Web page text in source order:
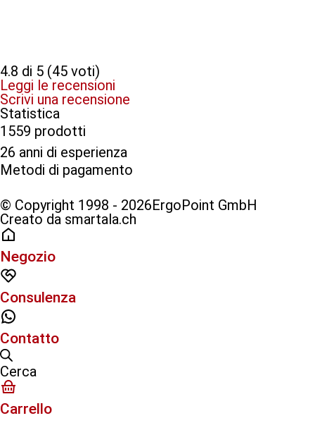
4.8 di 5 (45 voti)
Leggi le recensioni
Scrivi una recensione
Statistica
1559 prodotti
26 anni di esperienza
Metodi di pagamento​
© Copyright 1998 - 2026ErgoPoint GmbH
Creato da smartala.ch
Negozio
Consulenza
Contatto
Cerca
Carrello